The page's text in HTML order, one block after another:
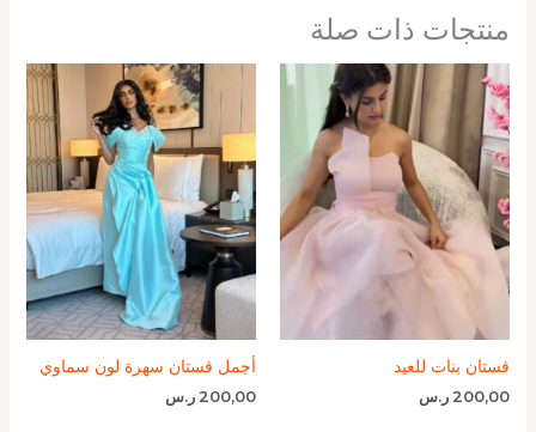
منتجات ذات صلة
فستان بنات للعيد
200,00 ر.س
أجمل فستان سهرة لون سماوي
200,00 ر.س